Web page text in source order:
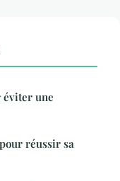
éviter une
réussir sa